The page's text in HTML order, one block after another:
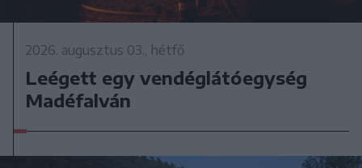
2026. augusztus 03., hétfő
Leégett egy vendéglátóegység
Madéfalván